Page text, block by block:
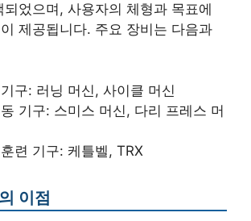
었으며, 사용자의 체형과 목표에
제공됩니다. 주요 장비는 다음과
구: 러닝 머신, 사이클 머신
기구: 스미스 머신, 다리 프레스 머
련 기구: 케틀벨, TRX
이점